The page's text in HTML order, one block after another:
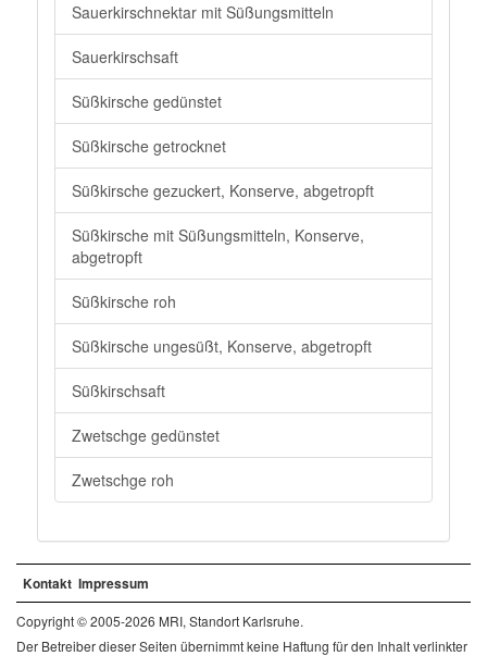
Sauerkirschnektar mit Süßungsmitteln
Sauerkirschsaft
Süßkirsche gedünstet
Süßkirsche getrocknet
Süßkirsche gezuckert, Konserve, abgetropft
Süßkirsche mit Süßungsmitteln, Konserve,
abgetropft
Süßkirsche roh
Süßkirsche ungesüßt, Konserve, abgetropft
Süßkirschsaft
Zwetschge gedünstet
Zwetschge roh
Kontakt Impressum
Copyright © 2005-2026 MRI, Standort Karlsruhe.
Der Betreiber dieser Seiten übernimmt keine Haftung für den Inhalt verlinkter